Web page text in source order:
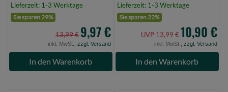
Lieferzeit: 1-3 Werktage
Sie sparen 29%
13,99 € 9,97 €
inkl. MwSt., zzgl. Versand
In den Warenkorb
Lieferzeit: 1-3 Werktage
Sie sparen 22%
UVP 13,99 € 10,90 €
inkl. MwSt., zzgl. Versand
In den Warenkorb